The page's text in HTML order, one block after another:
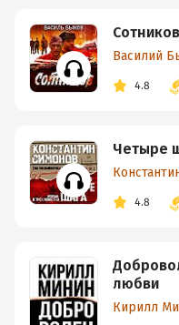
Сотников
Василий
4.8
Четыре
4.8
любви
Кирилл